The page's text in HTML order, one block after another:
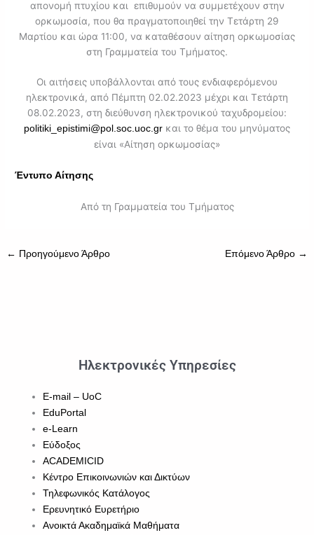
απονομή πτυχίου και επιθυμούν να συμμετέχουν στην
ορκωμοσία, που θα πραγματοποιηθεί την Τετάρτη 29
Μαρτίου και ώρα 11:00, να καταθέσουν αίτηση ορκωμοσίας
στη Γραμματεία του Τμήματος.
Οι αιτήσεις υποβάλλονται από τους ενδιαφερόμενου
ηλεκτρονικά, από Πέμπτη 02.02.2023 μέχρι και Τετάρτη
08.02.2023, στη διεύθυνση ηλεκτρονικού ταχυδρομείου:
politiki_epistimi@pol.soc.uoc.gr και το θέμα του μηνύματος
είναι «Αίτηση ορκωμοσίας»
Έντυπο Αίτησης
Από τη Γραμματεία του Τμήματος
← Προηγούμενο Άρθρο Επόμενο Άρθρο →
Ηλεκτρονικές Υπηρεσίες
E-mail – UoC
EduPortal
e-Learn
Εύδοξος
ACADEMICID
Κέντρο Επικοινωνιών και Δικτύων
Τηλεφωνικός Κατάλογος
Ερευνητικό Ευρετήριο
Ανοικτά Ακαδημαϊκά Μαθήματα